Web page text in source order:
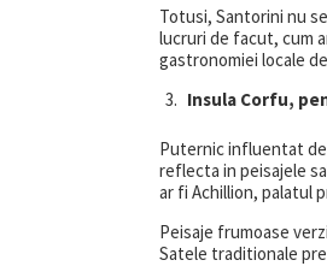
Totusi, Santorini nu
lucruri de facut, cum
gastronomiei locale
Insula Corfu,
Puternic influentat
reflecta in peisajele
ar fi Achillion, palatul
Peisaje frumoase
Satele traditionale